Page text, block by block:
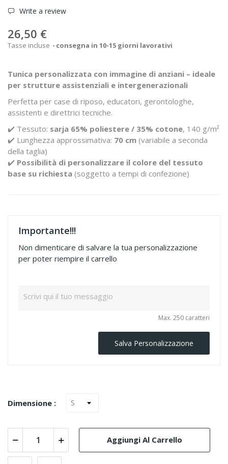
Write a review
26,50 €
Tasse incluse consegna in 10-15 giorni lavorativi
Tunica personalizzata con immagine di anziani – ideale
per strutture assistenziali e intergenerazionali
Perfetta per case di riposo, educatori, gerontologhe,
assistenti e direttrici tecniche.
✔️ Tessuto: sarja 65% poliestere / 35% cotone, 140 g/m²
✔️ Lunghezza approssimativa: 70 cm (variabile a seconda
della taglia)
✔️ Possibilità di personalizzare il colore del tessuto
base su richiesta (soggetto a tempi di confezione)
Importante!!!
Non dimenticare di salvare la tua personalizzazione
per poter riempire il carrello
Max. 250 caratteri
Salva Personalizzazione
Dimensione :
Aggiungi Al Carrello